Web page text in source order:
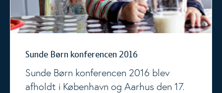
Sunde Børn konferencen 2016
Sunde Børn konferencen 2016 blev
afholdt i København og Aarhus den 17.